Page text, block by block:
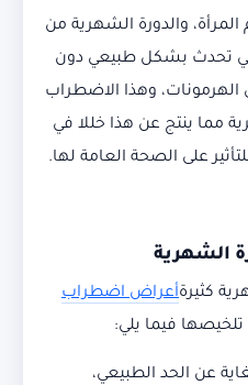
والدورة الشهرية من
تحدث بشكل طبيعي دون
وهذا الاضطراب
مما ينتج عن هذا خللا في
على الصحة العامة لها.
الشهرية
كثيرةأعراض اضطراب
فيما يلي:
عن الحد الطبيعي،